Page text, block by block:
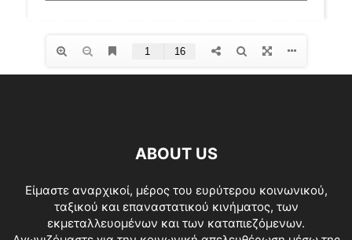
ABOUT US
Είμαστε αναρχικοί, μέρος του ευρύτερου κοινωνικού,
ταξικού και επαναστατικού κινήματος, των
εκμεταλλευομένων και των καταπιεζόμενων.